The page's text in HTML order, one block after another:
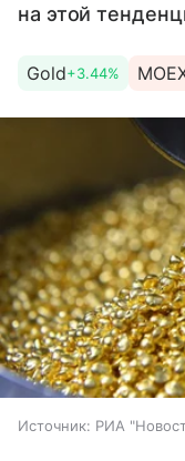
на этой
Gold+3.44%
Источник: РИА